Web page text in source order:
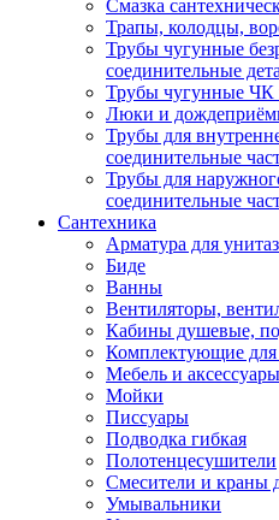
Смазка
Трапы, колодцы,
Трубы чугунные
соединительные
Трубы чугунные ЧК
Люки и
Трубы для
соединительные
Трубы для
соединительные
Сантехника
Арматура для
Биде
Ванны
Вентиляторы,
Кабины душевые,
Комплектующие для
Мебель и
Мойки
Писсуары
Подводка гибкая
Полотенцесушители
Смесители и краны
Умывальники